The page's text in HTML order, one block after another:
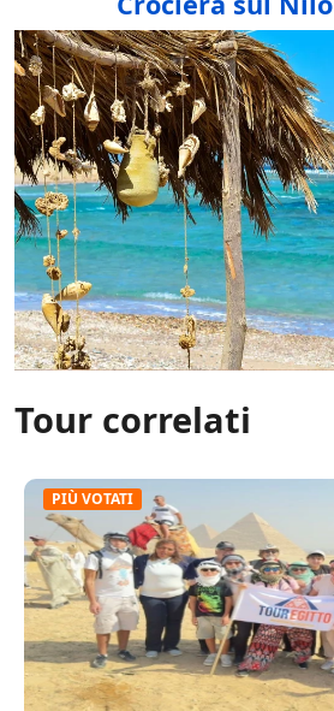
Tour correlati
PIÙ VOTATI